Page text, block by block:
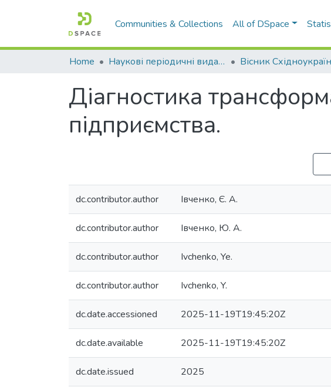
Communities & Collections All of DSpace
Home Наукові періодичні видання СНУ ім. В. Даля
Діагностика
підприємства.
dc.contributor.author Івченко, Є. А.
dc.contributor.author Івченко, Ю. А.
dc.contributor.author Ivchenko, Ye.
dc.contributor.author Ivchenko, Y.
dc.date.accessioned 2025-11-19T19:45:20Z
dc.date.available 2025-11-19T19:45:20Z
dc.date.issued 2025